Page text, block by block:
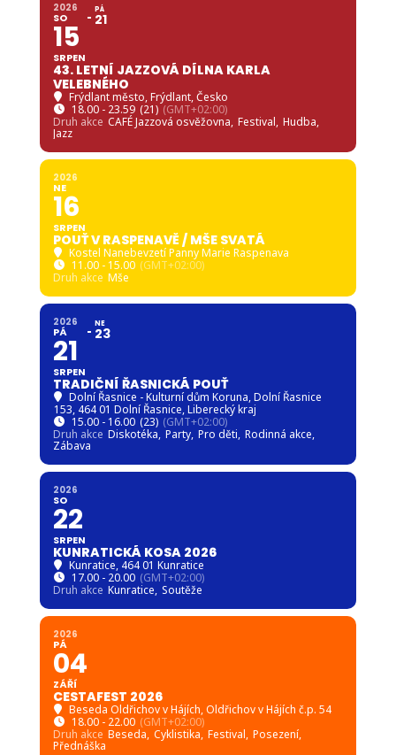
2026
SO
15
SRPEN
PÁ
21
43. LETNÍ JAZZOVÁ DÍLNA KARLA
VELEBNÉHO
Frýdlant město, Frýdlant, Česko
18.00 - 23.59 (21) (GMT+02:00)
Druh akce CAFÉ Jazzová osvěžovna, Festival, Hudba,
Jazz
2026
NE
16
SRPEN
POUŤ V RASPENAVĚ / MŠE SVATÁ
Kostel Nanebevzetí Panny Marie Raspenava
11.00 - 15.00 (GMT+02:00)
Druh akce Mše
2026
PÁ
21
SRPEN
NE
23
TRADIČNÍ ŘASNICKÁ POUŤ
Dolní Řasnice - Kulturní dům Koruna, Dolní Řasnice
153, 464 01 Dolní Řasnice, Liberecký kraj
15.00 - 16.00 (23) (GMT+02:00)
Druh akce Diskotéka, Party, Pro děti, Rodinná akce,
Zábava
2026
SO
22
SRPEN
KUNRATICKÁ KOSA 2026
Kunratice, 464 01 Kunratice
17.00 - 20.00 (GMT+02:00)
Druh akce Kunratice, Soutěže
2026
PÁ
04
ZÁŘÍ
CESTAFEST 2026
Beseda Oldřichov v Hájích, Oldřichov v Hájích č.p. 54
18.00 - 22.00 (GMT+02:00)
Druh akce Beseda, Cyklistika, Festival, Posezení,
Přednáška